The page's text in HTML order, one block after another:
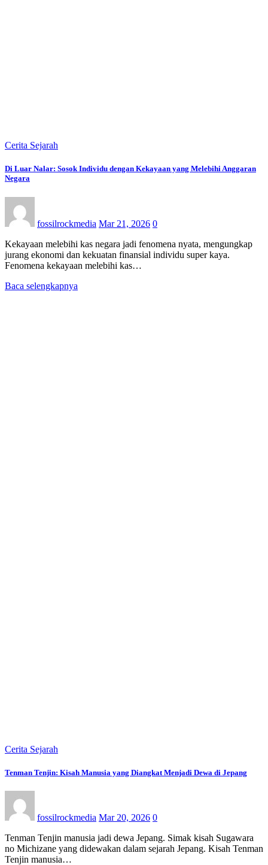
Cerita Sejarah
Di Luar Nalar: Sosok Individu dengan Kekayaan yang Melebihi Anggaran
Negara
fossilrockmedia Mar 21, 2026 0
Kekayaan melebihi kas negara jadi fenomena nyata, mengungkap
jurang ekonomi dan kekuatan finansial individu super kaya.
Fenomena kekayaan melebihi kas…
Baca selengkapnya
Cerita Sejarah
Tenman Tenjin: Kisah Manusia yang Diangkat Menjadi Dewa di Jepang
fossilrockmedia Mar 20, 2026 0
Tenman Tenjin manusia jadi dewa Jepang. Simak kisah Sugawara
no Michizane yang didewakan dalam sejarah Jepang. Kisah Tenman
Tenjin manusia…